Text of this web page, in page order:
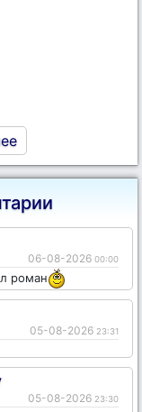
06-08-2026 00:00
роман
05-08-2026 23:31
05-08-2026 23:30